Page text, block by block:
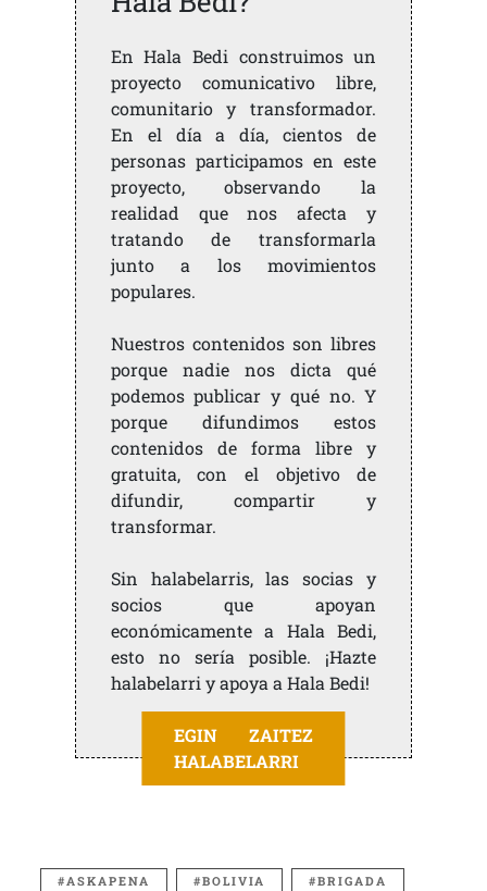
En Hala Bedi construimos un
proyecto comunicativo libre,
comunitario y transformador.
En el día a día, cientos de
personas participamos en este
proyecto, observando la
realidad que nos afecta y
tratando de transformarla
junto a los movimientos
populares.
Nuestros contenidos son libres
porque nadie nos dicta qué
podemos publicar y qué no. Y
porque difundimos estos
contenidos de forma libre y
gratuita, con el objetivo de
difundir, compartir y
transformar.
Sin halabelarris, las socias y
socios que apoyan
económicamente a Hala Bedi,
esto no sería posible. ¡Hazte
halabelarri y apoya a Hala Bedi!
EGIN ZAITEZ
HALABELARRI
ASKAPENA BOLIVIA BRIGADA